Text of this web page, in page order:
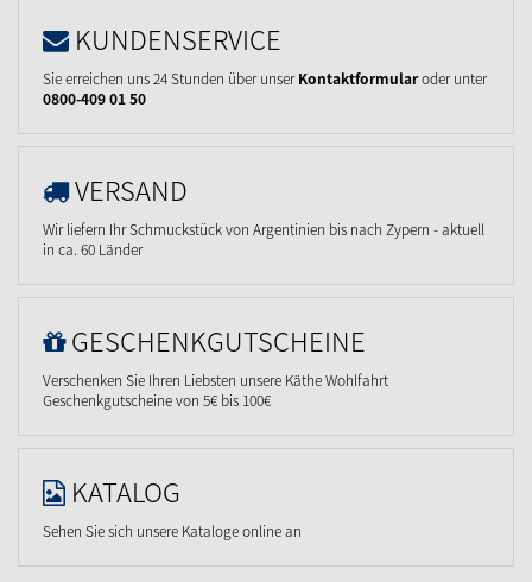
KUNDENSERVICE
Sie erreichen uns 24 Stunden über unserKontaktformularoder unter
0800-409 01 50
VERSAND
Wir liefern Ihr Schmuckstück von Argentinien bis nach Zypern - aktuell
in ca. 60 Länder
GESCHENKGUTSCHEINE
Verschenken Sie Ihren Liebsten unsere Käthe Wohlfahrt
Geschenkgutscheine von 5€ bis 100€
KATALOG
Sehen Sie sich unsere Kataloge online an